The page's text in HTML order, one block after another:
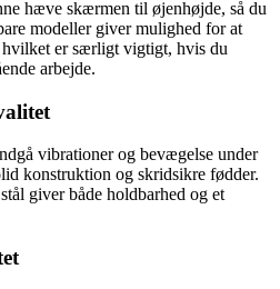
hæve skærmen til øjenhøjde, så du
modeller giver mulighed for at
er særligt vigtigt, hvis du
arbejde.
vibrationer og bevægelse under
konstruktion og skridsikre fødder.
giver både holdbarhed og et